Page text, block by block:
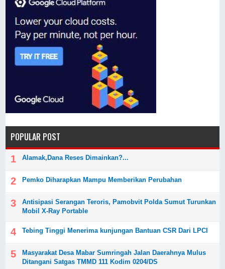
POPULAR POST
Alamak,Dana Reses Dimainkan?...
Pemko Diharapkan Mampu Memberikan Perubahan
Antisipasi Serangan Teroris, Pamobvit Polda Sumut Turunkan
Mobil X-Ray Portable
Tebing Tinggi Menerima kunjungan Bantuan CSR Dari LPCI
Masyarakat Desa Mabar Sumringah Jalan Daerahnya Mulus
Ditangani Satgas TMMD 111 Kodim 0204/DS